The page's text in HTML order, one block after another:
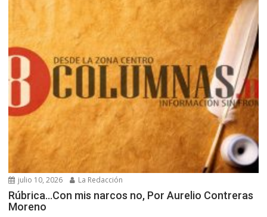
julio 10, 2026 La Redacción
Rúbrica…Con mis narcos no, Por Aurelio Contreras
Moreno